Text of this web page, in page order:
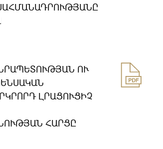
ՈՒ
ԼՐԱՑՈՒՑԻՉ
ՀԱՐՑԸ